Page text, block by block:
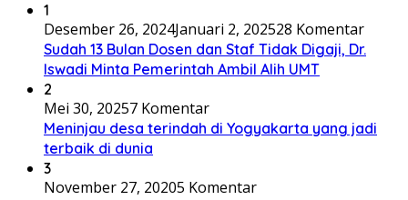
1
Desember 26, 2024Januari 2, 202528 Komentar
Sudah 13 Bulan Dosen dan Staf Tidak Digaji, Dr.
Iswadi Minta Pemerintah Ambil Alih UMT
2
Mei 30, 20257 Komentar
Meninjau desa terindah di Yogyakarta yang jadi
terbaik di dunia
3
November 27, 20205 Komentar